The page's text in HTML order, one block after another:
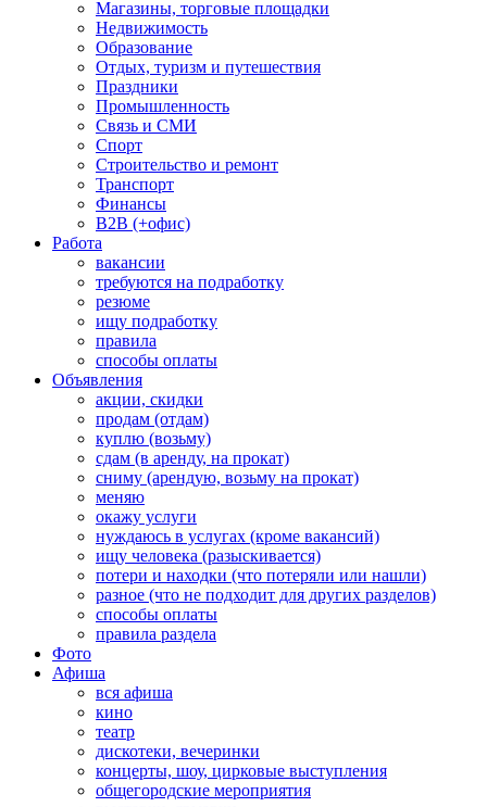
Магазины, торговые площадки
Недвижимость
Образование
Отдых, туризм и путешествия
Праздники
Промышленность
Связь и СМИ
Спорт
Строительство и ремонт
Транспорт
Финансы
B2B (+офис)
Работа
вакансии
требуются на подработку
резюме
ищу подработку
правила
способы оплаты
Объявления
акции, скидки
продам (отдам)
куплю (возьму)
сдам (в аренду, на прокат)
сниму (арендую, возьму на прокат)
меняю
окажу услуги
нуждаюсь в услугах (кроме вакансий)
ищу человека (разыскивается)
потери и находки (что потеряли или нашли)
разное (что не подходит для других разделов)
способы оплаты
правила раздела
Фото
Афиша
вся афиша
кино
театр
дискотеки, вечеринки
концерты, шоу, цирковые выступления
общегородские мероприятия